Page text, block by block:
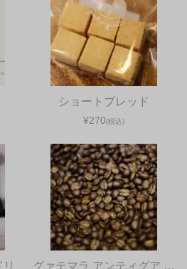
ショートブレッド
¥270(税込)
グァテマラ アンティグア …